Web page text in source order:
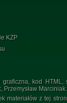
KZP
graficzna, kod HTML,
Przemysław Marciniak.
materiałów z tej